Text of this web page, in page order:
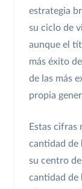
estrategia
su ciclo de
aunque el
más éxito
de las más
propia
Estas cifras
cantidad de
su centro
cantidad de